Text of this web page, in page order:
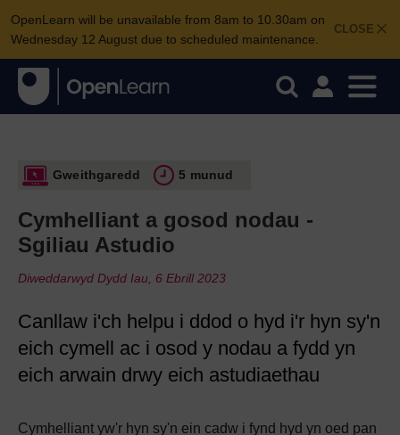
CLOSE
OpenLearn will be unavailable from 8am to 10.30am on
Wednesday 12 August due to scheduled maintenance.
Gweithgaredd 5 munud
Cymhelliant a gosod nodau -
Sgiliau Astudio
Diweddarwyd Dydd Iau, 6 Ebrill 2023
Canllaw i'ch helpu i ddod o hyd i'r hyn sy'n
eich cymell ac i osod y nodau a fydd yn
eich arwain drwy eich astudiaethau
Cymhelliant yw'r hyn sy'n ein cadw i fynd hyd yn oed pan